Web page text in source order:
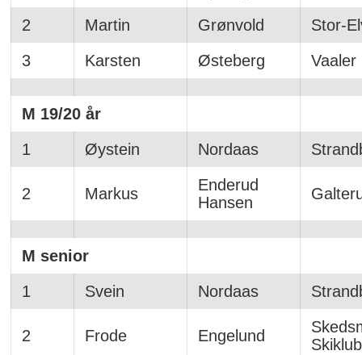
2
Martin Grønvold
Stor-
3
Karsten Østeberg Vaaler
M 19/20 år
1
Øystein Nordaas
2 Markus
Enderud
Hansen
M senior
1
Svein Nordaas
2 Frode Engelund